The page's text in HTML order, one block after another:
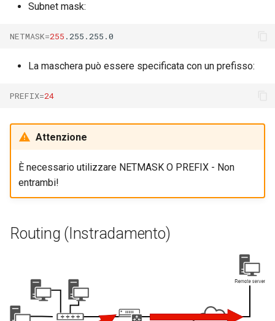
Subnet mask:
NETMASK=255
La maschera può essere specificata con un prefisso:
PREFIX=24
Attenzione
È necessario utilizzare NETMASK O PREFIX - Non
entrambi!
Routing (Instradamento)